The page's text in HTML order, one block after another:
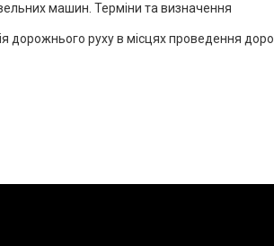
машин. Терміни та визначення
дорожнього руху в місцях проведення